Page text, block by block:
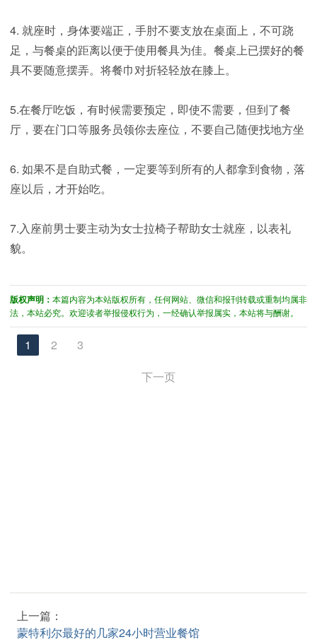
4. 就座时，身体要端正，手肘不要支放在桌面上，不可跷
足，与餐桌的距离以便于使用餐具为佳。餐桌上已摆好的餐
具不要随意摆弄。将餐巾对折轻轻放在膝上。
5.在餐厅吃饭，有时候需要预定，即使不需要，但到了餐
厅，要在门口等服务员领你去座位，不要自己随便找地方坐
6. 如果不是自助式餐，一定要等到所有的人都拿到食物，落
座以后，才开始吃。
7.入座前男士要主动为女士拉椅子帮助女士就座，以表礼
貌。
版权声明： 本篇内容为本站版权所有，任何网站、微信和报刊转载或重制均属非
法，本站必究。欢迎读者举报侵权行为，一经确认举报属实，本站将与酬谢。
1 2
3
下一页
上一篇：
蒙特利尔最好的几家24小时营业餐馆